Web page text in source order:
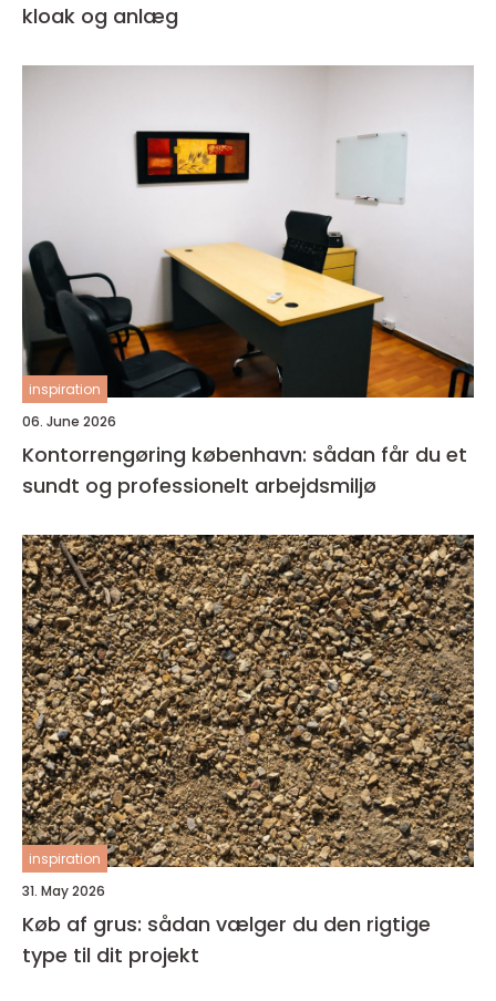
kloak og anlæg
inspiration
06. June 2026
Kontorrengøring københavn: sådan får du et
sundt og professionelt arbejdsmiljø
inspiration
31. May 2026
Køb af grus: sådan vælger du den rigtige
type til dit projekt